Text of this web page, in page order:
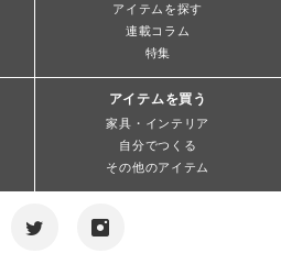
アイテムを探す
連載コラム
特集
アイテムを買う
家具・インテリア
自分でつくる
その他のアイテム